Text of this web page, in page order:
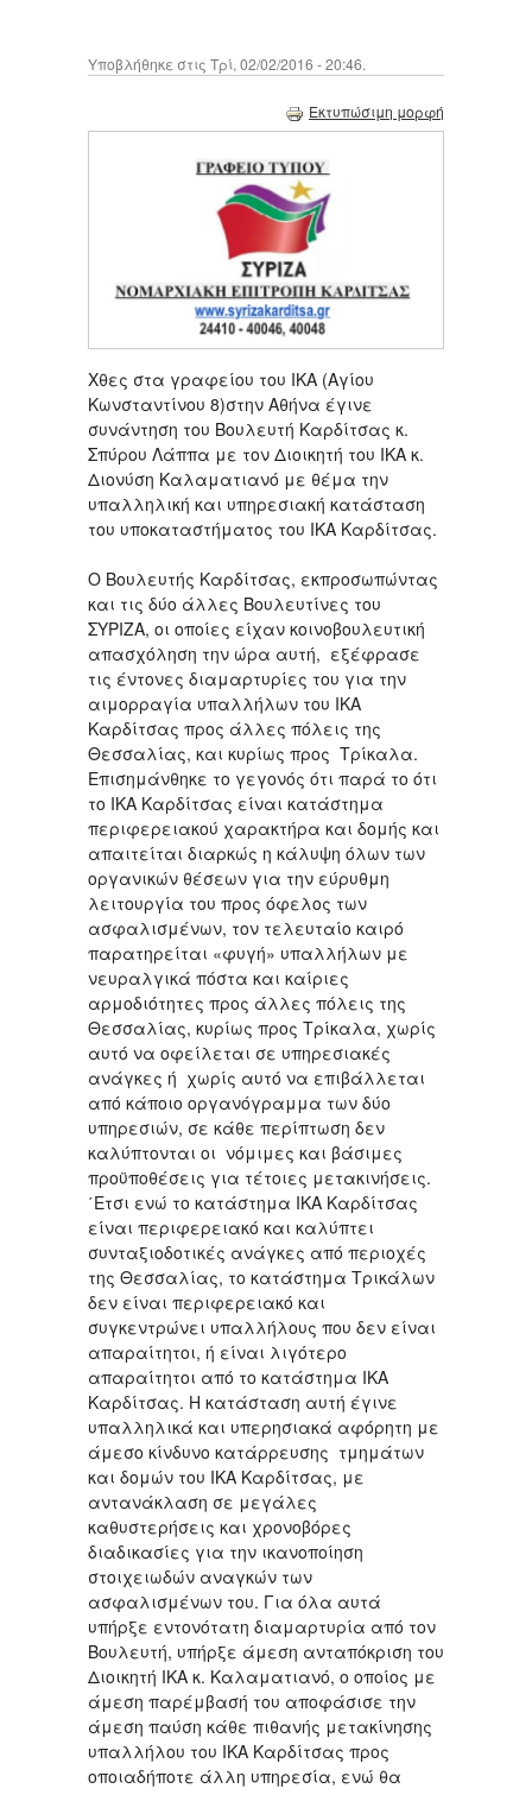
Υποβλήθηκε στις Τρί, 02/02/2016 - 20:46.
Εκτυπώσιμη μορφή
Χθες στα γραφείου του ΙΚΑ (Αγίου
Κωνσταντίνου 8)στην Αθήνα έγινε
συνάντηση του Βουλευτή Καρδίτσας κ.
Σπύρου Λάππα με τον Διοικητή του ΙΚΑ κ.
Διονύση Καλαματιανό με θέμα την
υπαλληλική και υπηρεσιακή κατάσταση
του υποκαταστήματος του ΙΚΑ Καρδίτσας.
Ο Βουλευτής Καρδίτσας, εκπροσωπώντας
και τις δύο άλλες Βουλευτίνες του
ΣΥΡΙΖΑ, οι οποίες είχαν κοινοβουλευτική
απασχόληση την ώρα αυτή, εξέφρασε
τις έντονες διαμαρτυρίες του για την
αιμορραγία υπαλλήλων του ΙΚΑ
Καρδίτσας προς άλλες πόλεις της
Θεσσαλίας, και κυρίως προς Τρίκαλα.
Επισημάνθηκε το γεγονός ότι παρά το ότι
το ΙΚΑ Καρδίτσας είναι κατάστημα
περιφερειακού χαρακτήρα και δομής και
απαιτείται διαρκώς η κάλυψη όλων των
οργανικών θέσεων για την εύρυθμη
λειτουργία του προς όφελος των
ασφαλισμένων, τον τελευταίο καιρό
παρατηρείται «φυγή» υπαλλήλων με
νευραλγικά πόστα και καίριες
αρμοδιότητες προς άλλες πόλεις της
Θεσσαλίας, κυρίως προς Τρίκαλα, χωρίς
αυτό να οφείλεται σε υπηρεσιακές
ανάγκες ή χωρίς αυτό να επιβάλλεται
από κάποιο οργανόγραμμα των δύο
υπηρεσιών, σε κάθε περίπτωση δεν
καλύπτονται οι νόμιμες και βάσιμες
προϋποθέσεις για τέτοιες μετακινήσεις.
΄Ετσι ενώ το κατάστημα ΙΚΑ Καρδίτσας
είναι περιφερειακό και καλύπτει
συνταξιοδοτικές ανάγκες από περιοχές
της Θεσσαλίας, το κατάστημα Τρικάλων
δεν είναι περιφερειακό και
συγκεντρώνει υπαλλήλους που δεν είναι
απαραίτητοι, ή είναι λιγότερο
απαραίτητοι από το κατάστημα ΙΚΑ
Καρδίτσας. Η κατάσταση αυτή έγινε
υπαλληλικά και υπερησιακά αφόρητη με
άμεσο κίνδυνο κατάρρευσης τμημάτων
και δομών του ΙΚΑ Καρδίτσας, με
αντανάκλαση σε μεγάλες
καθυστερήσεις και χρονοβόρες
διαδικασίες για την ικανοποίηση
στοιχειωδών αναγκών των
ασφαλισμένων του. Για όλα αυτά
υπήρξε εντονότατη διαμαρτυρία από τον
Βουλευτή, υπήρξε άμεση ανταπόκριση του
Διοικητή ΙΚΑ κ. Καλαματιανό, ο οποίος με
άμεση παρέμβασή του αποφάσισε την
άμεση παύση κάθε πιθανής μετακίνησης
υπαλλήλου του ΙΚΑ Καρδίτσας προς
οποιαδήποτε άλλη υπηρεσία, ενώ θα